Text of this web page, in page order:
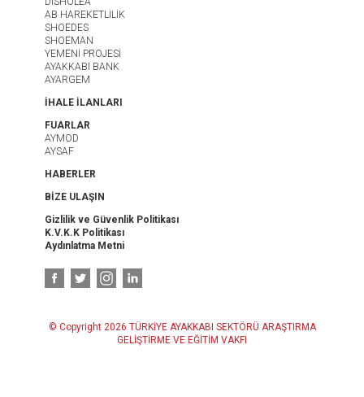
AB HAREKETLİLİK
SHOEDES
SHOEMAN
YEMENİ PROJESİ
AYAKKABI BANK
AYARGEM
İHALE İLANLARI
FUARLAR
AYMOD
AYSAF
HABERLER
BİZE ULAŞIN
Gizlilik ve Güvenlik Politikası
K.V.K.K Politikası
Aydınlatma Metni
© Copyright 2026 TÜRKİYE AYAKKABI SEKTÖRÜ ARAŞTIRMA
GELİŞTİRME VE EĞİTİM VAKFI